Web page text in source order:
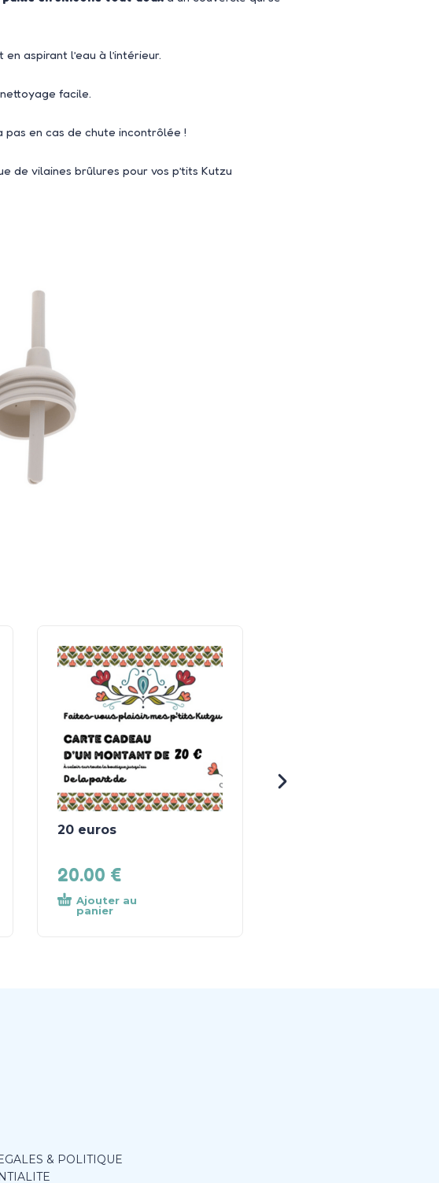
aspirant l’eau à l’intérieur.
facile.
pas en cas de chute incontrôlée !
de vilaines brûlures pour vos p’tits Kutzu
20 euros
20.00 €
Ajouter au
panier
& POLITIQUE